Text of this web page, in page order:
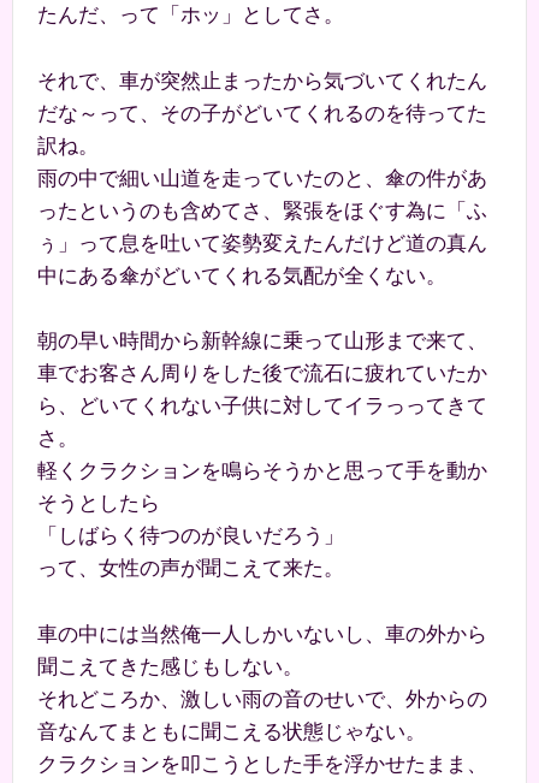
たんだ、って「ホッ」としてさ。
それで、車が突然止まったから気づいてくれたん
だな～って、その子がどいてくれるのを待ってた
訳ね。
雨の中で細い山道を走っていたのと、傘の件があ
ったというのも含めてさ、緊張をほぐす為に「ふ
ぅ」って息を吐いて姿勢変えたんだけど道の真ん
中にある傘がどいてくれる気配が全くない。
朝の早い時間から新幹線に乗って山形まで来て、
車でお客さん周りをした後で流石に疲れていたか
ら、どいてくれない子供に対してイラっってきて
さ。
軽くクラクションを鳴らそうかと思って手を動か
そうとしたら
「しばらく待つのが良いだろう」
って、女性の声が聞こえて来た。
車の中には当然俺一人しかいないし、車の外から
聞こえてきた感じもしない。
それどころか、激しい雨の音のせいで、外からの
音なんてまともに聞こえる状態じゃない。
クラクションを叩こうとした手を浮かせたまま、